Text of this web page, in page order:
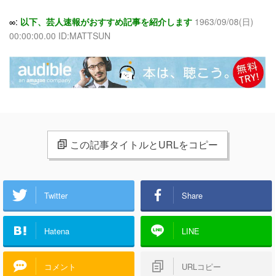
∞: 以下、芸人速報がおすすめ記事を紹介します 1963/09/08(日)
00:00:00.00 ID:MATTSUN
この記事タイトルとURLをコピー
Twitter Share
Hatena LINE
コメント URLコピー